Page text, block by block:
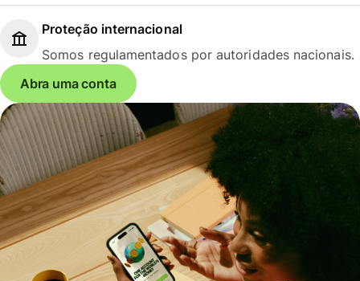
Proteção internacional
Somos regulamentados por autoridades nacionais.
Abra uma conta